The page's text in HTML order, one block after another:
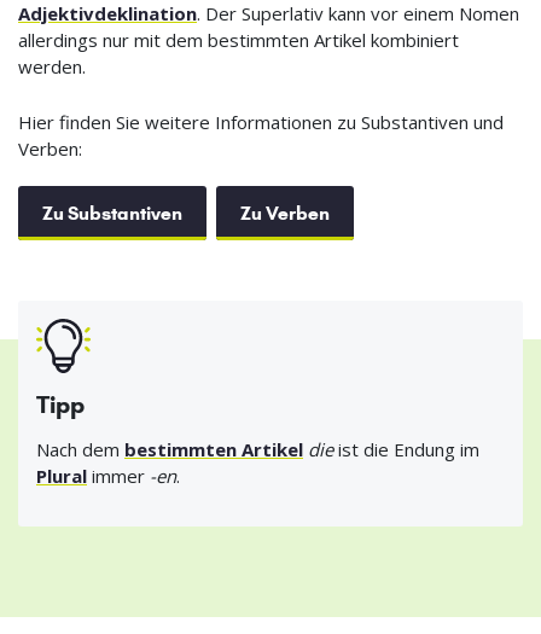
Adjektivdeklination. Der Superlativ kann vor einem Nomen
allerdings nur mit dem bestimmten Artikel kombiniert
werden.
Hier finden Sie weitere Informationen zu Substantiven und
Verben:
Zu Substantiven Zu Verben
Tipp
Nach dem bestimmten Artikel dieist die Endung im
Plural immer -en.